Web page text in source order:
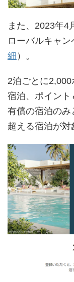
また、2023年4
ローバルキャ
細 ）。
2泊ごとに
宿泊、ポイント
有償の宿泊のみ
超える宿泊が対